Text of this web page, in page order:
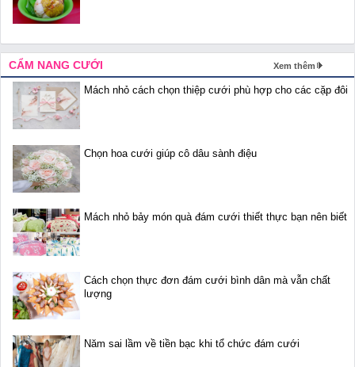
CẨM NANG CƯỚI Xem thêm
Mách nhỏ cách chọn thiệp cưới phù hợp cho các cặp đôi
Chọn hoa cưới giúp cô dâu sành điệu
Mách nhỏ bảy món quà đám cưới thiết thực bạn nên biết
Cách chọn thực đơn đám cưới bình dân mà vẫn chất
lượng
Năm sai lầm về tiền bạc khi tổ chức đám cưới